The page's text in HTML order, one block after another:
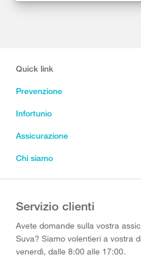
Quick link
Prevenzione
Infortunio
Assicurazione
Chi siamo
Servizio clienti
Avete domande sulla vostra
Suva? Siamo volentieri a vostra
venerdì, dalle 8:00 alle 17:00.